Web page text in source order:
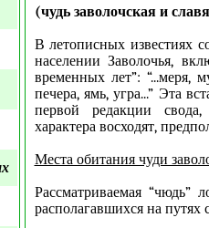
(чудь заволочская и
В летописных известиях
населении Заволочья,
временных лет”: “...меря,
печера, ямь, угра...” Эта
первой редакции свода,
характера восходят,
Места обитания чуди
Рассматриваемая “чюдь”
располагавшихся на путях